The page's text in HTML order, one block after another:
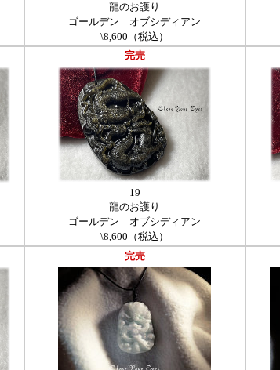
龍のお護り
ゴールデン オブシディアン
\8,600（税込）
完売
19
龍のお護り
ゴールデン オブシディアン
\8,600（税込）
完売